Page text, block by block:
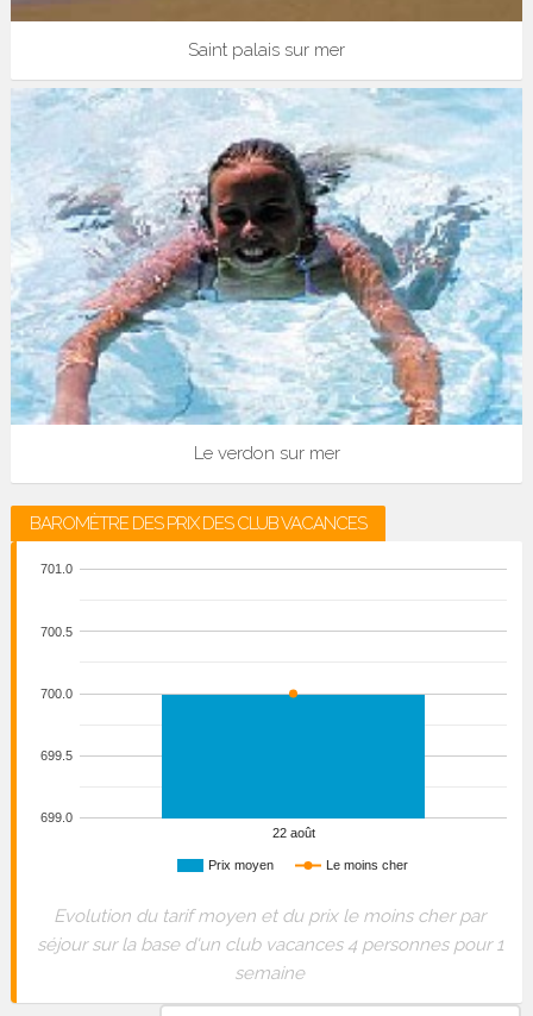
Saint palais sur mer
Le verdon sur mer
BAROMÈTRE DES PRIX DES CLUB VACANCES
Prix moyen Le moins cher
22 août
699.0
699.5
700.0
700.5
701.0
Evolution du tarif moyen et du prix le moins cher par
séjour sur la base d'un club vacances 4 personnes pour 1
semaine